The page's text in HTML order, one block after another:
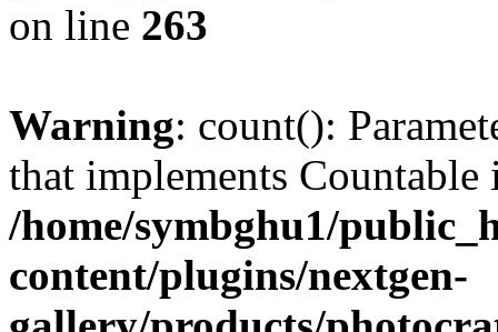
on line 263
Warning: count():
that implements Countable
/home/symbghu1/
content/plugins/nextgen-